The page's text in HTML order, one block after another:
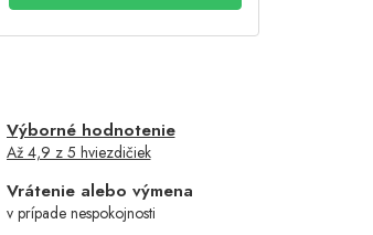
Výborné hodnotenie
Až 4,9 z 5 hviezdičiek
Vrátenie alebo výmena
v prípade nespokojnosti